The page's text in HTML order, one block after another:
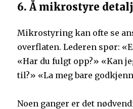
6. Å mikrostyre
Mikrostyring kan ofte se
overflaten. Lederen spør:
«Har du fulgt opp?» «Kan
til?» «La meg bare
Noen ganger er det